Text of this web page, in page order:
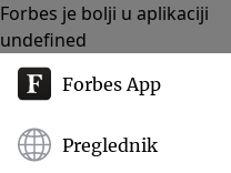
Forbes je bolji u aplikaciji
undefined
Forbes App
Preglednik